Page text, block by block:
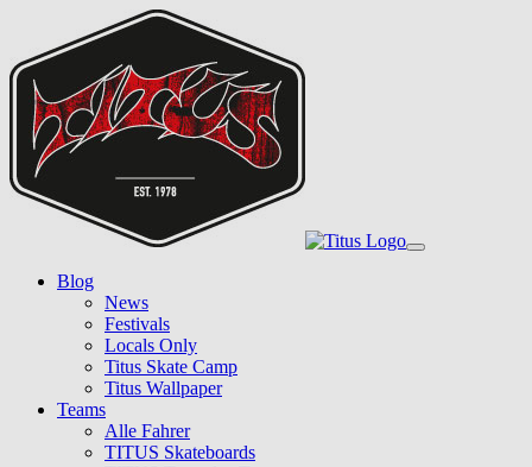
main
content
Toggle
Blog
News
Festivals
Locals Only
Titus Skate Camp
Titus Wallpaper
Teams
Alle Fahrer
TITUS Skateboards